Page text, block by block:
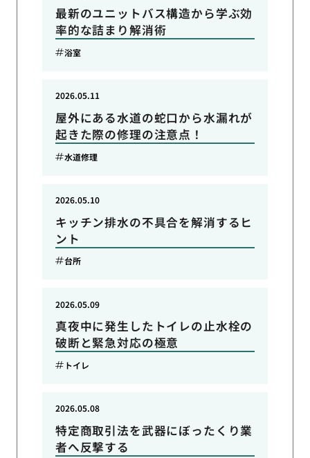
最新のユニットバス構造から学ぶ効
率的な詰まり解消術
浴室
屋外にある水道の蛇口から水漏れが
起きた際の修理の注意点！
2026.05.11
水道修理
キッチン排水の不具合を解消するヒ
ント
2026.05.10
台所
真夜中に発生したトイレの止水栓の
破断と緊急対応の極意
2026.05.09
トイレ
特定商取引法を武器にぼったくり業
者へ反撃する
2026.05.08